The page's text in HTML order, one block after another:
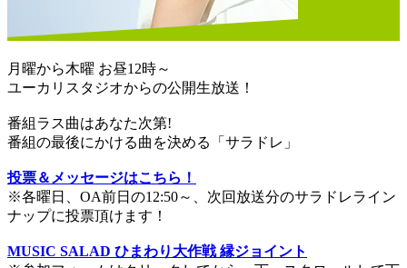
月曜から木曜 お昼12時～
ユーカリスタジオからの公開生放送！
番組ラス曲はあなた次第!
番組の最後にかける曲を決める「サラドレ」
投票＆メッセージはこちら！
※各曜日、OA前日の12:50～、次回放送分のサラドレライン
ナップに投票頂けます！
MUSIC SALAD ひまわり大作戦 縁ジョイント